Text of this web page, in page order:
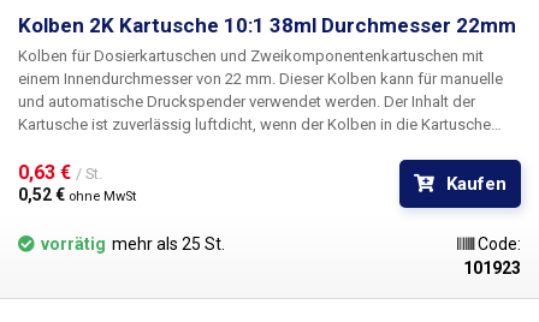
Kolben 2K Kartusche 10:1 38ml Durchmesser 22mm
Kolben für Dosierkartuschen und Zweikomponentenkartuschen mit
einem Innendurchmesser von 22 mm. Dieser Kolben kann für manuelle
und automatische Druckspender verwendet werden. Der Inhalt der
Kartusche ist zuverlässig luftdicht, wenn der Kolben in die Kartusche
der Kolben in die Kartusche eingesetzt wird. Das Kolbenmaterial ist frei
von Chloriden und Silikonen, beständig gegen Laugen und industrielle
Flussmittel, Klebstoffe, Schmiermittel, Silber-Wärmeleitpasten, Farben,
Tinten, Elektrolyte, Epoxidharze, Cyanacrylate, Silikone, Schmiermittel,
0,63 € / St.
0,52 € ohne MwSt
Kaufen
vorrätig mehr als 25 St.
Code:
101923